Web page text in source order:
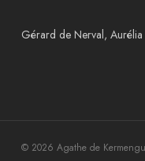
Gérard de Nerval, Aurélia
© 2026 Agathe de